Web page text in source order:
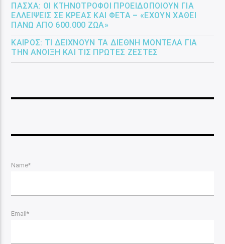
ΠΆΣΧΑ: ΟΙ ΚΤΗΝΟΤΡΌΦΟΙ ΠΡΟΕΙΔΟΠΟΙΟΎΝ ΓΙΑ
ΕΛΛΕΊΨΕΙΣ ΣΕ ΚΡΈΑΣ ΚΑΙ ΦΈΤΑ – «ΈΧΟΥΝ ΧΑΘΕΊ
ΠΆΝΩ ΑΠΌ 600.000 ΖΏΑ»
ΚΑΙΡΌΣ: ΤΙ ΔΕΊΧΝΟΥΝ ΤΑ ΔΙΕΘΝΉ ΜΟΝΤΈΛΑ ΓΙΑ
ΤΗΝ ΆΝΟΙΞΗ ΚΑΙ ΤΙΣ ΠΡΏΤΕΣ ΖΈΣΤΕΣ
Name*
Email*